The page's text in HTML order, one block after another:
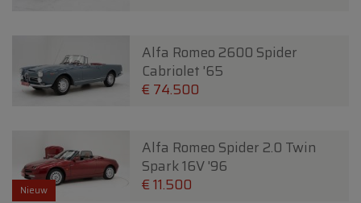
Alfa Romeo 2600 Spider
Cabriolet '65
€ 74.500
Nieuw
Alfa Romeo Spider 2.0 Twin
Spark 16V '96
€ 11.500